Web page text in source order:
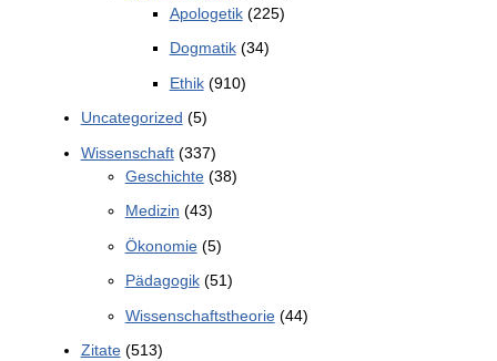
Apologetik(225)
Dogmatik(34)
Ethik(910)
Uncategorized (5)
Wissenschaft(337)
Geschichte(38)
Medizin (43)
Ökonomie(5)
Pädagogik(51)
Wissenschaftstheorie(44)
Zitate(513)